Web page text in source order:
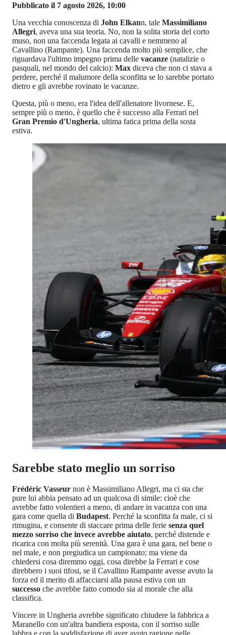
Pubblicato il 7 agosto 2026, 10:00
Una vecchia conoscenza di John Elkann, tale Massimiliano
Allegri, aveva una sua teoria. No, non la solita storia del corto
muso, non una faccenda legata ai cavalli e nemmeno al
Cavallino (Rampante). Una faccenda molto più semplice, che
riguardava l'ultimo impegno prima delle vacanze (natalizie o
pasquali, nel mondo del calcio): Max diceva che non ci stava a
perdere, perché il malumore della sconfitta se lo sarebbe portato
dietro e gli avrebbe rovinato le vacanze.
Questa, più o meno, era l'idea dell'allenatore livornese. E,
sempre più o meno, è quello che è successo alla Ferrari nel
Gran Premio d'Ungheria, ultima fatica prima della sosta
estiva.
Sarebbe stato meglio un sorriso
Frédéric Vasseur non è Massimiliano Allegri, ma ci sta che
pure lui abbia pensato ad un qualcosa di simile: cioè che
avrebbe fatto volentieri a meno, di andare in vacanza con una
gara come quella di Budapest. Perché la sconfitta fa male, ci si
rimugina, e consente di staccare prima delle ferie senza quel
mezzo sorriso che invece avrebbe aiutato, perché distende e
ricarica con molta più serenità. Una gara è una gara, nel bene o
nel male, e non pregiudica un campionato; ma viene da
chiedersi cosa diremmo oggi, cosa direbbe la Ferrari e cose
direbbero i suoi tifosi, se il Cavallino Rampante avesse avuto la
forza ed il merito di affacciarsi alla pausa estiva con un
successo che avrebbe fatto comodo sia al morale che alla
classifica.
Vincere in Ungheria avrebbe significato chiudere la fabbrica a
Maranello con un'altra bandiera esposta, con il sorriso sulle